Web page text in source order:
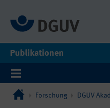
Publikationen
Forschung DGUV